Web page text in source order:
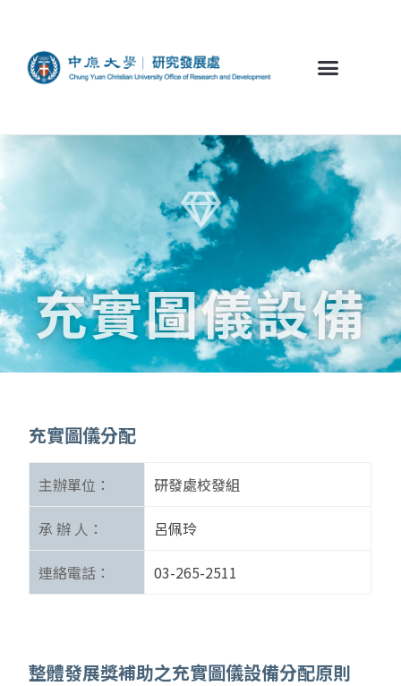
充實圖儀設備
充實圖儀分配
主辦單位： 研發處校發組
承 辦 人： 呂佩玲
連絡電話： 03-265-2511
整體發展獎補助之充實圖儀設備分配原則